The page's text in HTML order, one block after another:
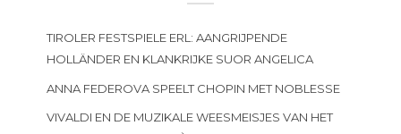
TIROLER FESTSPIELE ERL: AANGRIJPENDE
HOLLÄNDER EN KLANKRIJKE SUOR ANGELICA
ANNA FEDEROVA SPEELT CHOPIN MET NOBLESSE
VIVALDI EN DE MUZIKALE WEESMEISJES VAN HET